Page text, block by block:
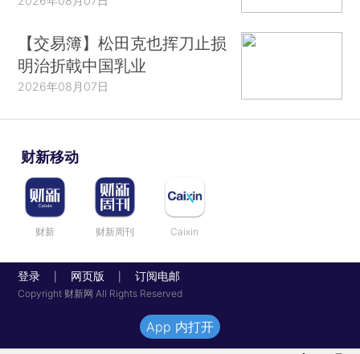
【交易簿】松田克也挥刀止损
明治折戟中国乳业
2026年08月07日
财新移动
财新 财新周刊 Caixin
登录 网页版 订阅电邮
Copyright 财新网 All Rights Reserved
App 内打开